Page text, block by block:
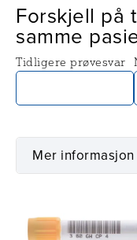
Forskjell på
samme
Tidligere prøvesvar
Mer informasjon
Prøvetaking
Utstyr